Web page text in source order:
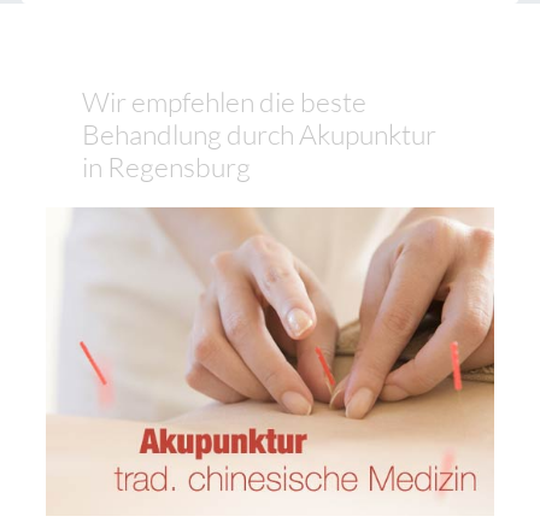
Wir empfehlen die beste
Behandlung durch Akupunktur
in Regensburg